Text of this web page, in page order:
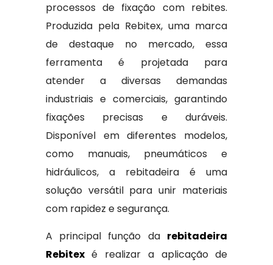
processos de fixação com rebites.
Produzida pela Rebitex, uma marca
de destaque no mercado, essa
ferramenta é projetada para
atender a diversas demandas
industriais e comerciais, garantindo
fixações precisas e duráveis.
Disponível em diferentes modelos,
como manuais, pneumáticos e
hidráulicos, a rebitadeira é uma
solução versátil para unir materiais
com rapidez e segurança.
A principal função da rebitadeira
Rebitexé realizar a aplicação de